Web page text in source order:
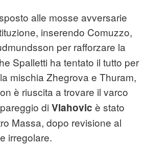
alle mosse avversarie
inserendo Comuzzo,
per rafforzare la
Spalletti ha tentato il tutto per
mischia Zhegrova e Thuram,
è riuscita a trovare il varco
di Vlahovic è stato
Massa, dopo revisione al
irregolare.